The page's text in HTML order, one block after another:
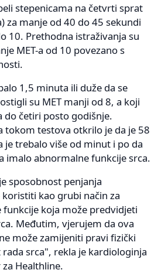
stepenicama na četvrti sprat
za manje od 40 do 45 sekundi
10. Prethodna istraživanja su
MET-a od 10 povezano s
1,5 minuta ili duže da se
su MET manji od 8, a koji
do četiri posto godišnje.
tokom testova otkrilo je da je 58
je trebalo više od minut i po da
imalo abnormalne funkcije srca.
sposobnost penjanja
kao grubi način za
funkcije koja može predvidjeti
Međutim, vjerujem da ova
može zamijeniti pravi fizički
srca", rekla je kardiologinja
Healthline.